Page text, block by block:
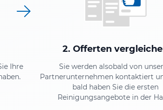
Ihre
2. Offerten
Sie werden alsobald von
Partnerunternehmen kontaktiert
bald haben Sie die ersten
Reinigungsangebote in der